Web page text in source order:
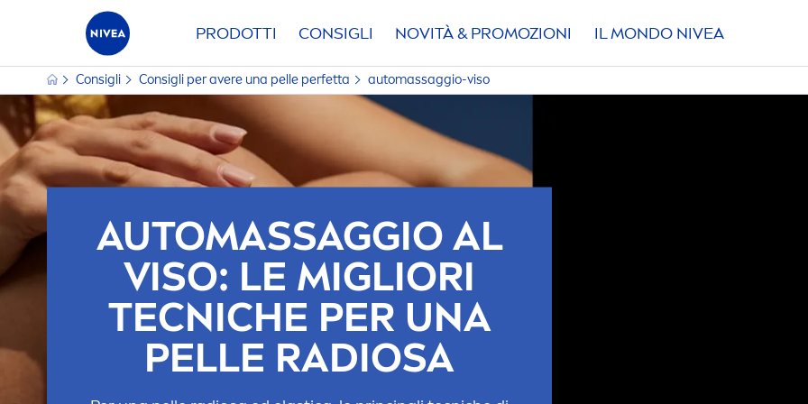
PRODOTTI CONSIGLI NOVITÀ & PROMOZIONI IL MONDO NIVEA
Consigli Consigli per avere una pelle perfetta automassaggio-viso
AUTOMASSAGGIO AL
VISO: LE MIGLIORI
TECNICHE PER UNA
PELLE RADIOSA